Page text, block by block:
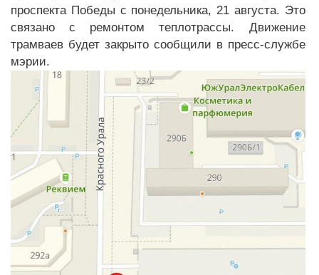
проспекта Победы с понедельника, 21 августа. Это
связано с ремонтом теплотрассы. Движение
трамваев будет закрыто сообщили в пресс-службе
мэрии.